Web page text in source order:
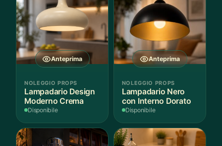
Anteprima
NOLEGGIO PROPS
Lampadario Design
Moderno Crema
Disponibile
Anteprima
NOLEGGIO PROPS
Lampadario Nero
con Interno Dorato
Disponibile